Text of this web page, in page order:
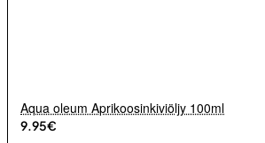
Aqua oleum Aprikoosinkiviöljy 100ml
9.95€